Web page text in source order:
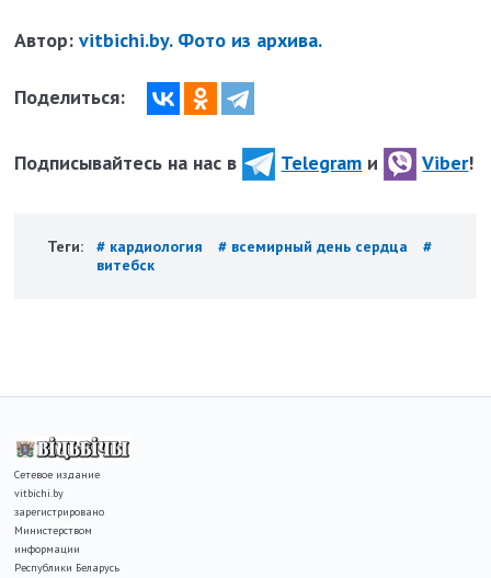
Автор:vitbichi.by. Фото из архива.
Поделиться:
Подписывайтесь на нас в Telegram и Viber!
Теги: # кардиология # всемирный день сердца
#
витебск
Сетевое издание
vitbichi.by
зарегистрировано
Министерством
информации
Республики Беларусь